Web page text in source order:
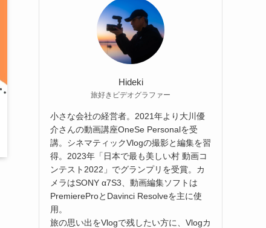
Hideki
旅好きビデオグラファー
小さな会社の経営者。2021年より大川優
介さんの動画講座OneSe Personalを受
講。シネマティックVlogの撮影と編集を習
得。2023年「日本で最も美しい村 動画コ
ンテスト2022」でグランプリを受賞。カ
メラはSONY α7S3、動画編集ソフトは
PremiereProとDavinci Resolveを主に使
用。
旅の思い出をVlogで残したい方に、Vlogカ